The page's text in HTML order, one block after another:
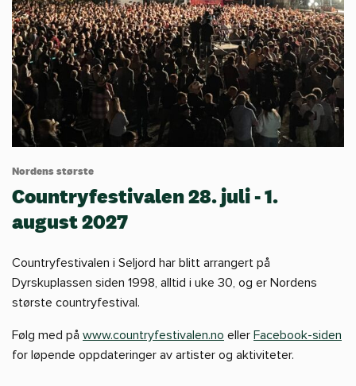
Nordens største
Countryfestivalen 28. juli - 1.
august 2027
Countryfestivalen i Seljord har blitt arrangert på
Dyrskuplassen siden 1998, alltid i uke 30, og er Nordens
største countryfestival.
Følg med på www.countryfestivalen.no eller Facebook-siden
for løpende oppdateringer av artister og aktiviteter.